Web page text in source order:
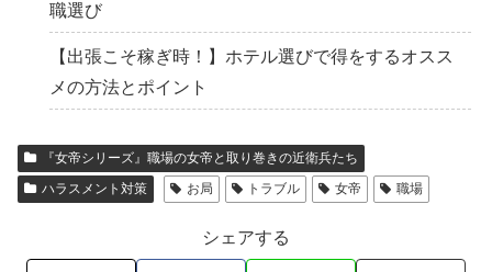
職選び
【出張こそ稼ぎ時！】ホテル選びで得をするオスス
メの方法とポイント
『女帝シリーズ』職場の女帝と取り巻きの近衛兵たち
ハラスメント対策
お局 トラブル 女帝 職場
シェアする